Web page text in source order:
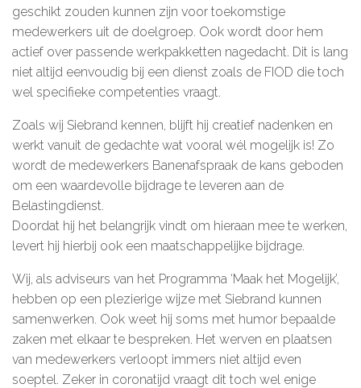
De beweging in cijfers
De kalender
Over ons
Deelnemers & allianties
Updates & nieuws
Contact
Privacy Statement
Cookiebeleid (EU)
geschikt zouden kunnen zijn voor toekomstige
medewerkers uit de doelgroep. Ook wordt door hem
actief over passende werkpakketten nagedacht. Dit is lang
niet altijd eenvoudig bij een dienst zoals de FIOD die toch
wel specifieke competenties vraagt.
Zoals wij Siebrand kennen, blijft hij creatief nadenken en
werkt vanuit de gedachte wat vooral wél mogelijk is! Zo
wordt de medewerkers Banenafspraak de kans geboden
om een waardevolle bijdrage te leveren aan de
Belastingdienst.
Doordat hij het belangrijk vindt om hieraan mee te werken,
levert hij hierbij ook een maatschappelijke bijdrage.
Wij, als adviseurs van het Programma ‘Maak het Mogelijk’,
hebben op een plezierige wijze met Siebrand kunnen
samenwerken. Ook weet hij soms met humor bepaalde
zaken met elkaar te bespreken. Het werven en plaatsen
van medewerkers verloopt immers niet altijd even
soeptel. Zeker in coronatijd vraagt dit toch wel enige